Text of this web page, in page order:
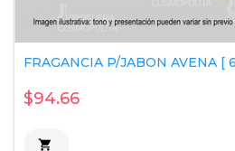
FRAGANCIA P/JABON AVENA [
$94.66
